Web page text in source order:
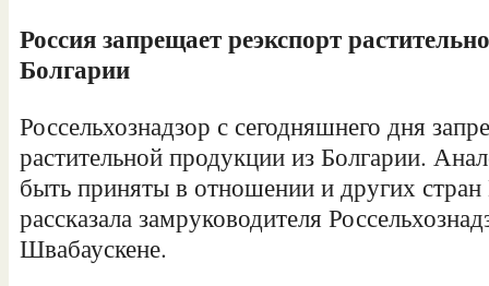
Россия запрещает реэкспорт
Болгарии
Россельхознадзор с сегодняшнего дня
растительной продукции из Болгарии.
быть приняты в отношении и других
рассказала замруководителя
Швабаускене.